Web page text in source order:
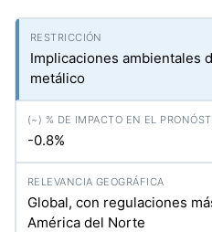
Implicaciones ambientales
metálico
-0.8%
Global, con regulaciones
América del Norte